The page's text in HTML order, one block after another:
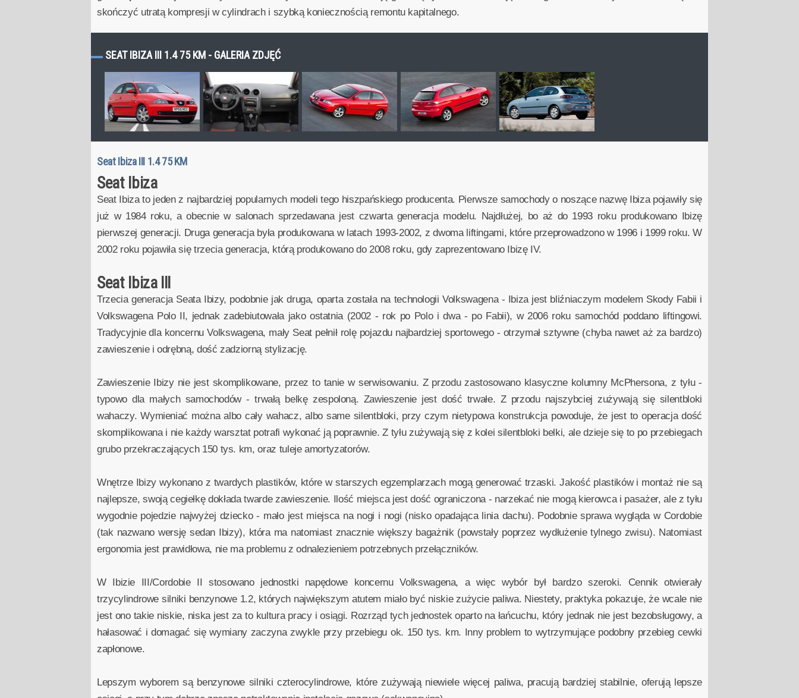
skończyć utratą kompresji w cylindrach i szybką koniecznością remontu kapitalnego.
SEAT IBIZA III 1.4 75 KM - GALERIA ZDJĘĆ
Seat Ibiza III 1.4 75 KM
Seat Ibiza
Seat Ibiza to jeden z najbardziej popularnych modeli tego hiszpańskiego producenta. Pierwsze samochody o noszące nazwę Ibiza pojawiły się
już w 1984 roku, a obecnie w salonach sprzedawana jest czwarta generacja modelu. Najdłużej, bo aż do 1993 roku produkowano Ibizę
pierwszej generacji. Druga generacja była produkowana w latach 1993-2002, z dwoma liftingami, które przeprowadzono w 1996 i 1999 roku. W
2002 roku pojawiła się trzecia generacja, którą produkowano do 2008 roku, gdy zaprezentowano Ibizę IV.
Seat Ibiza III
Trzecia generacja Seata Ibizy, podobnie jak druga, oparta została na technologii Volkswagena - Ibiza jest bliźniaczym modelem Skody Fabii i
Volkswagena Polo II, jednak zadebiutowała jako ostatnia (2002 - rok po Polo i dwa - po Fabii), w 2006 roku samochód poddano liftingowi.
Tradycyjnie dla koncernu Volkswagena, mały Seat pełnił rolę pojazdu najbardziej sportowego - otrzymał sztywne (chyba nawet aż za bardzo)
zawieszenie i odrębną, dość zadziorną stylizację.
Zawieszenie Ibizy nie jest skomplikowane, przez to tanie w serwisowaniu. Z przodu zastosowano klasyczne kolumny McPhersona, z tyłu -
typowo dla małych samochodów - trwałą belkę zespoloną. Zawieszenie jest dość trwałe. Z przodu najszybciej zużywają się silentbloki
wahaczy. Wymieniać można albo cały wahacz, albo same silentbloki, przy czym nietypowa konstrukcja powoduje, że jest to operacja dość
skomplikowana i nie każdy warsztat potrafi wykonać ją poprawnie. Z tyłu zużywają się z kolei silentbloki belki, ale dzieje się to po przebiegach
grubo przekraczających 150 tys. km, oraz tuleje amortyzatorów.
Wnętrze Ibizy wykonano z twardych plastików, które w starszych egzemplarzach mogą generować trzaski. Jakość plastików i montaż nie są
najlepsze, swoją cegiełkę dokłada twarde zawieszenie. Ilość miejsca jest dość ograniczona - narzekać nie mogą kierowca i pasażer, ale z tyłu
wygodnie pojedzie najwyżej dziecko - mało jest miejsca na nogi i nogi (nisko opadająca linia dachu). Podobnie sprawa wygląda w Cordobie
(tak nazwano wersję sedan Ibizy), która ma natomiast znacznie większy bagażnik (powstały poprzez wydłużenie tylnego zwisu). Natomiast
ergonomia jest prawidłowa, nie ma problemu z odnalezieniem potrzebnych przełączników.
W Ibizie III/Cordobie II stosowano jednostki napędowe koncernu Volkswagena, a więc wybór był bardzo szeroki. Cennik otwierały
trzycylindrowe silniki benzynowe 1.2, których największym atutem miało być niskie zużycie paliwa. Niestety, praktyka pokazuje, że wcale nie
jest ono takie niskie, niska jest za to kultura pracy i osiągi. Rozrząd tych jednostek oparto na łańcuchu, który jednak nie jest bezobsługowy, a
hałasować i domagać się wymiany zaczyna zwykle przy przebiegu ok. 150 tys. km. Inny problem to wytrzymujące podobny przebieg cewki
zapłonowe.
Lepszym wyborem są benzynowe silniki czterocylindrowe, które zużywają niewiele więcej paliwa, pracują bardziej stabilnie, oferują lepsze